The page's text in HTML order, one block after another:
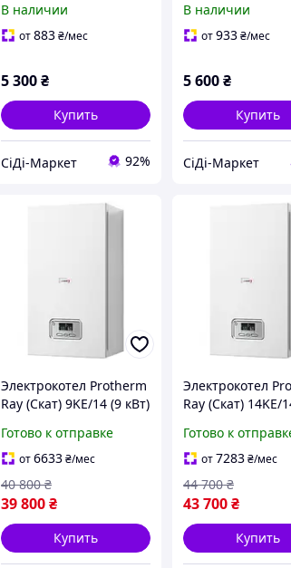
електродний
опалювальний
кВт, о [Склад: Київ №2]
В наличии
от883₴/мес
5 300₴
Купить
СіДі-Маркет 92%
електродний
опалювальний
(12 кВт, [Склад:
№2]
В наличии
от933₴/мес
5 600₴
Купить
СіДі-Маркет
Электрокотел Protherm
Ray (Скат) 9KE/14 (9 кВт)
(220/380В)
(электрический котел)
Готово к отправке
от6633₴/мес
39 800₴
40 800 ₴
Купить
Электрокотел
Ray (Скат) 14KE/
кВт) (380В)
электрический
Готово к
от7283₴/мес
43 700₴
44 700 ₴
Купить